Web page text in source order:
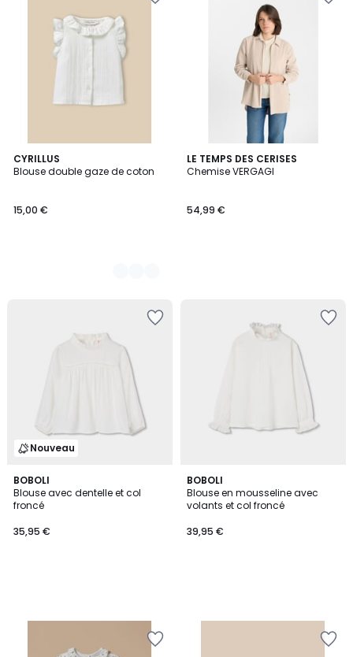
CYRILLUS
Blouse double gaze de coton
15,00 €
2
Couleurs
LE TEMPS DES CERISES
Chemise VERGAGI
54,99 €
Nouveau
BOBOLI
Blouse avec dentelle et col
froncé
35,95 €
BOBOLI
Blouse en mousseline avec
volants et col froncé
39,95 €